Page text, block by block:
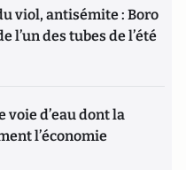
viol, antisémite : Boro
l’un des tubes de l’été
voie d’eau dont la
l’économie